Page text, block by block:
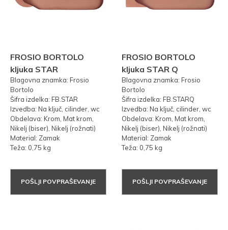
FROSIO BORTOLO
kljuka STAR
Blagovna znamka: Frosio
Bortolo
Šifra izdelka: FB.STAR
Izvedba: Na ključ, cilinder, wc
Obdelava: Krom, Mat krom,
Nikelj (biser), Nikelj (rožnati)
Material: Zamak
Teža: 0,75 kg
POŠLJI POVPRAŠEVANJE
FROSIO BORTOLO
kljuka STAR Q
Blagovna znamka: Frosio
Bortolo
Šifra izdelka: FB.STARQ
Izvedba: Na ključ, cilinder, wc
Obdelava: Krom, Mat krom,
Nikelj (biser), Nikelj (rožnati)
Material: Zamak
Teža: 0,75 kg
POŠLJI POVPRAŠEVANJE